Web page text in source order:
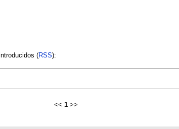
(RSS):
<< 1 >>